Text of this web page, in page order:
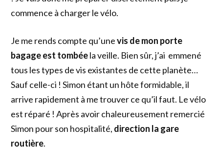
commence à charger le vélo.
Je me rends compte qu’unevis de mon porte
bagage est tombéela veille. Bien sûr, j’ai emmené
tous les types de vis existantes de cette planète…
Sauf celle-ci ! Simon étant un hôte formidable, il
arrive rapidement à me trouver ce qu’il faut. Le vélo
est réparé ! Après avoir chaleureusement remercié
Simon pour son hospitalité, direction la gare
routière.